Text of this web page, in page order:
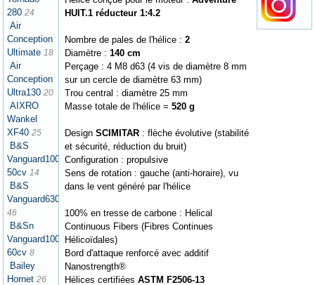
280 24
Air
Conception
Ultimate 18
Air
Conception
Ultra130 20
AIXRO
Wankel
XF40 25
B&S
Vanguard1000
50cv 14
B&S
Vanguard630
46
B&Sn
Vanguard1000
60cv 8
Bailey
Hornet 26
HUIT.1 réducteur 1:4.2
Nombre de pales de l'hélice :2
Diamètre :140 cm
Perçage : 4 M8 d63 (4 vis de diamètre 8 mm
sur un cercle de diamètre 63 mm)
Trou central : diamètre 25 mm
Masse totale de l'hélice =520 g
DesignSCIMITAR : flèche évolutive (stabilité
et sécurité, réduction du bruit)
Configuration : propulsive
Sens de rotation : gauche (anti-horaire), vu
dans le vent généré par l'hélice
100% en tresse de carbone : Helical
Continuous Fibers (Fibres Continues
Hélicoïdales)
Bord d'attaque renforcé avec additif
Nanostrength®
Hélices certifiéesASTM F2506-13